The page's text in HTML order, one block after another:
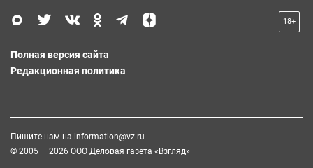
18+
Полная версия сайта
Редакционная политика
Пишите нам на information@vz.ru
© 2005 — 2026 ООО Деловая газета «Взгляд»